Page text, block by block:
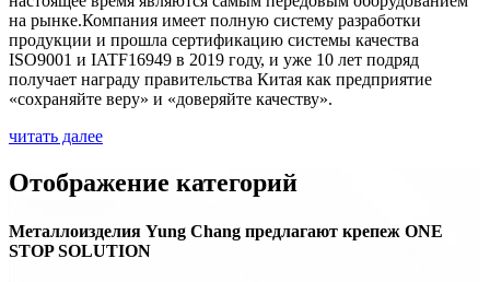
на рынке.Компания имеет полную систему разработки
продукции и прошла сертификацию системы качества
ISO9001 и IATF16949 в 2019 году, и уже 10 лет подряд
получает награду правительства Китая как предприятие
«сохраняйте веру» и «доверяйте качеству».
читать далее
Отображение категорий
Металлоизделия Yung Chang предлагают крепеж ONE
STOP SOLUTION